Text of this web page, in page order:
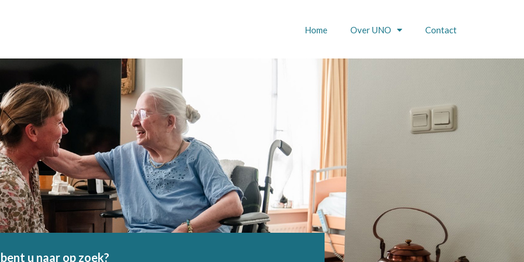
Home Over UNO Contact
u naar op zoek?